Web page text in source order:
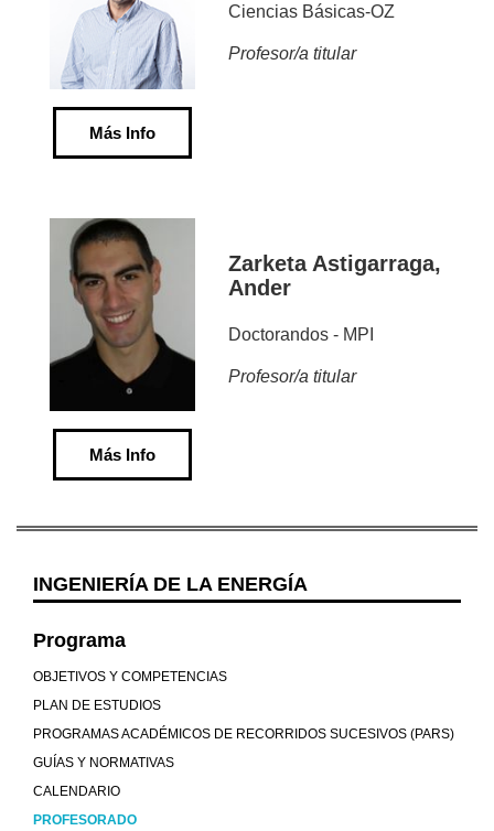
Más Info
Ciencias Básicas-OZ
Profesor/a titular
Más Info
Zarketa Astigarraga,
Ander
Doctorandos - MPI
Profesor/a titular
INGENIERÍA DE LA ENERGÍA
Programa
OBJETIVOS Y COMPETENCIAS
PLAN DE ESTUDIOS
PROGRAMAS ACADÉMICOS DE RECORRIDOS SUCESIVOS (PARS)
GUÍAS Y NORMATIVAS
CALENDARIO
PROFESORADO